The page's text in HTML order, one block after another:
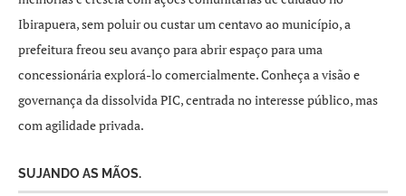
Ibirapuera, sem poluir ou custar um centavo ao município, a
prefeitura freou seu avanço para abrir espaço para uma
concessionária explorá-lo comercialmente. Conheça a visão e
governança da dissolvida PIC, centrada no interesse público, mas
com agilidade privada.
SUJANDO AS MÃOS.